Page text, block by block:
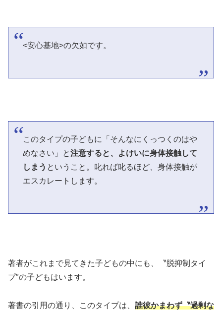
<安心基地>の欠如です。
このタイプの子どもに「そんなにくっつくのはや
めなさい」と注意すると、よけいに身体接触して
しまう ということ。叱れば叱るほど、身体接触が
エスカレートします。
著者がこれまで見てきた子どもの中にも、〝脱抑制タイ
プ″の子どもはいます。
著書の引用の通り、このタイプは、 誰彼かまわず〝過剰な